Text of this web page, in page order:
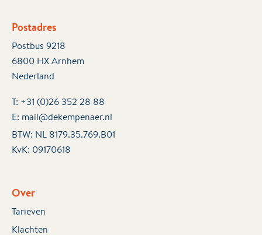
Postadres
Postbus 9218
6800 HX Arnhem
Nederland
T: +31 (0)26 352 28 88
E: mail@dekempenaer.nl
BTW: NL 8179.35.769.B01
KvK: 09170618
Over
Tarieven
Klachten